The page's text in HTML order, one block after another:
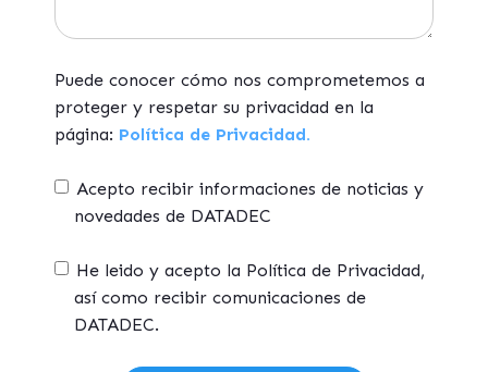
Puede conocer cómo nos comprometemos a
proteger y respetar su privacidad en la
página: Política de Privacidad.
Acepto recibir informaciones de noticias y
novedades de DATADEC
He leido y acepto la Política de Privacidad,
así como recibir comunicaciones de
DATADEC.